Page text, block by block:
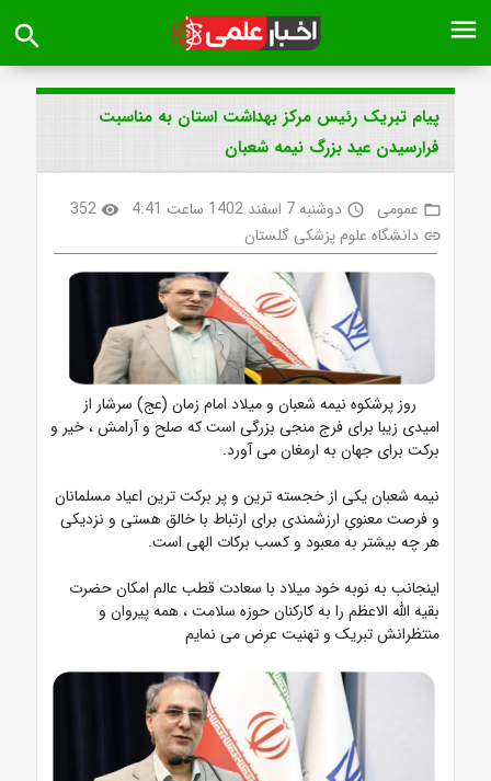
menu
search
پیام تبریک رئیس مرکز بهداشت استان به مناسبت
فرارسیدن عید بزرگ نیمه شعبان
folder_open عمومی access_time دوشنبه 7 اسفند 1402 ساعت 4:41 visibility
352
link دانشگاه علوم پزشکی گلستان
روز پرشکوه نیمه شعبان‌ و‌ میلاد امام زمان (عج) سرشار از
امیدی زیبا برای فرج منجی بزرگی است ‌که صلح و ‌آرامش ، خیر و
‌برکت برای جهان به ارمغان‌ می آورد.
نیمه شعبان یکی از خجسته ترین و پر برکت ترین اعیاد مسلمانان
و فرصت معنویِ ارزشمندی برای ارتباط با خالق هستی و نزدیکی
هر چه بیشتر به معبود و کسب برکات الهی است.
اینجانب به نوبه خود میلاد با سعادت قطب عالم امکان حضرت
بقیه الله الاعظم را به کارکنان حوزه سلامت ، همه پیروان و
منتظرانش تبریک و تهنیت عرض می نمایم